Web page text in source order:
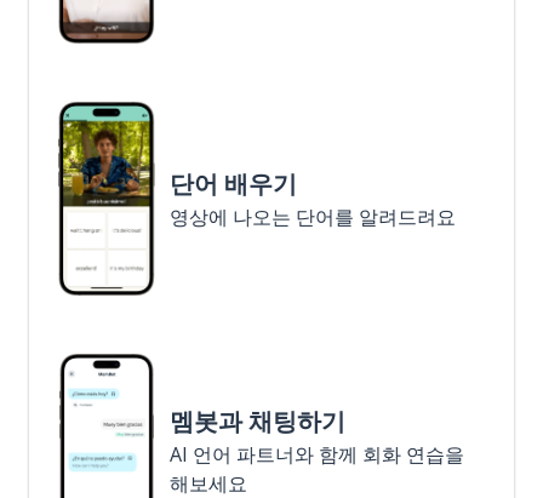
단어 배우기
영상에 나오는 단어를 알려드려요
멤봇과 채팅하기
AI 언어 파트너와 함께 회화 연습을
해보세요